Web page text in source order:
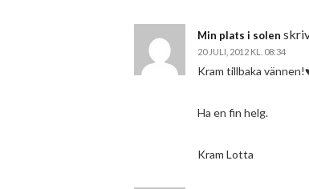
Min plats i solen
20 JULI, 2012 KL. 08:34
Kram tillbaka
Ha en fin helg.
Kram Lotta